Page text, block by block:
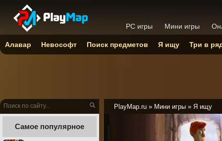
PlayMap.ru » Мини игры » Я ищу
Самое популярное
PC игры Мини игры
Алавар Невософт Поиск предметов Я ищу Три в